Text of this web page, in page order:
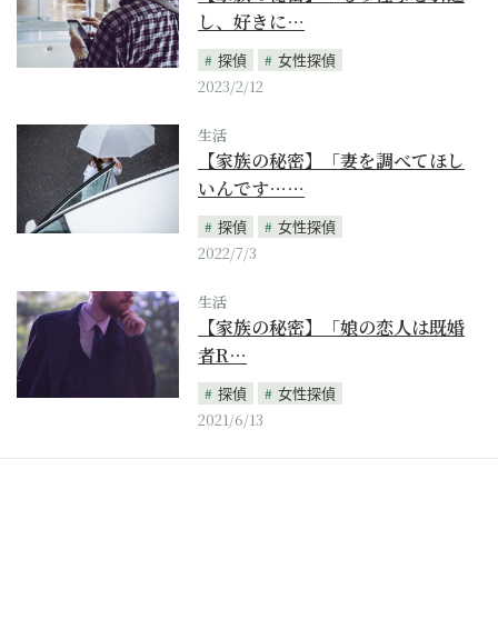
し、好きに…
探偵
女性探偵
2023/2/12
生活
【家族の秘密】「妻を調べてほし
いんです……
探偵
女性探偵
2022/7/3
生活
【家族の秘密】「娘の恋人は既婚
者R…
探偵
女性探偵
2021/6/13